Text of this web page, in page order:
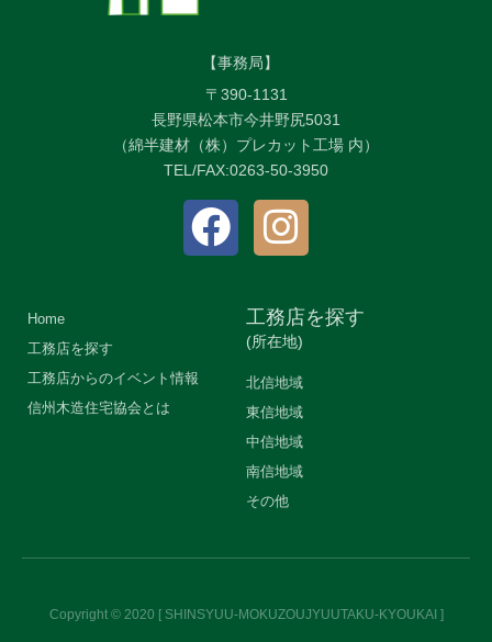
【事務局】
〒390-1131
長野県松本市今井野尻5031
（綿半建材（株）プレカット工場 内）
TEL/FAX:0263-50-3950
Home
工務店を探す
工務店からのイベント情報
信州木造住宅協会とは
工務店を探す
(所在地)
北信地域
東信地域
中信地域
南信地域
その他
Copyright © 2020 [ SHINSYUU-MOKUZOUJYUUTAKU-KYOUKAI ]